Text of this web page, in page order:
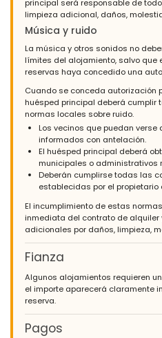
principal será responsable de
limpieza adicional, daños,
Música y ruido
La música y otros sonidos no
límites del alojamiento, salvo que
reservas haya concedido una
Cuando se conceda autorización
huésped principal deberá cumplir
normas locales sobre ruido.
Los vecinos que puedan
informados con antelación.
El huésped principal deberá
municipales o administrativos
Deberán cumplirse todas las
establecidas por el propietario
El incumplimiento de estas
inmediata del contrato de alquiler
adicionales por daños, limpieza,
Fianza
Algunos alojamientos requieren
el importe aparecerá claramente
reserva.
Pagos